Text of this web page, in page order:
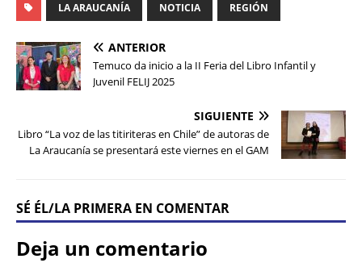
LA ARAUCANÍA NOTICIA REGIÓN
ANTERIOR
Temuco da inicio a la II Feria del Libro Infantil y
Juvenil FELIJ 2025
SIGUIENTE
Libro “La voz de las titiriteras en Chile” de autoras de
La Araucanía se presentará este viernes en el GAM
SÉ ÉL/LA PRIMERA EN COMENTAR
Deja un comentario